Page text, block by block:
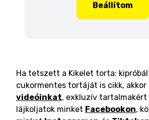
Beállítom
Ha tetszett a Kikelet torta:
cukormentes tortáját is cikk, akkor
videóinkat, exkluzív tartalmakért
lájkoljatok minket Facebookon,